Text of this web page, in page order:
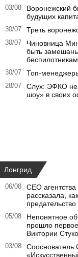
03/08
Воронежский
будущих
30/07 Треть
30/07
Чиновница
быть
30/07 Топ-
28/07
Слух: ЭФКО не
шоу» в своих
Лонгрид
06/08
CEO
рассказала,
предательство
05/08
Непонятное
прошло
Виктории
03/08
Сооснователь